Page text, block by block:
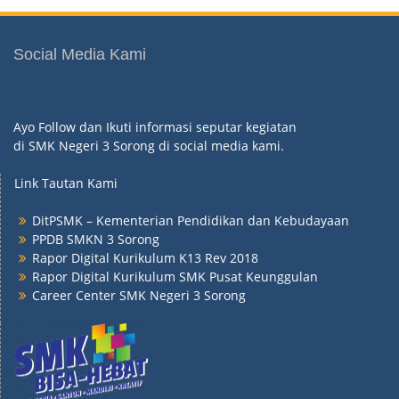
Social Media Kami
Ayo Follow dan Ikuti informasi seputar kegiatan
di SMK Negeri 3 Sorong di social media kami.
Link Tautan Kami
DitPSMK – Kementerian Pendidikan dan Kebudayaan
PPDB SMKN 3 Sorong
Rapor Digital Kurikulum K13 Rev 2018
Rapor Digital Kurikulum SMK Pusat Keunggulan
Career Center SMK Negeri 3 Sorong